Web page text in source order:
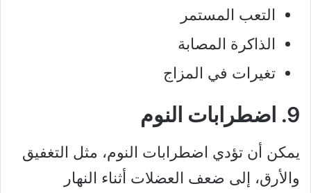
التعب المستمر
الذاكرة المصابة
تغيرات في المزاج
9. اضطرابات النوم
يمكن أن تؤدي اضطرابات النوم، مثل التغفيق
والأرق، إلى ضعف العضلات أثناء النهار